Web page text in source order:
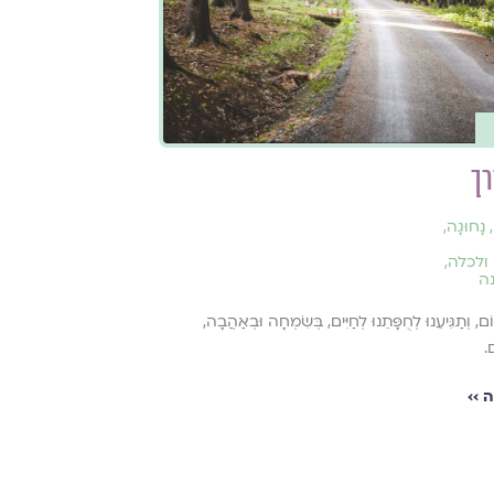
,נָחוּגָה,
ולכלה,
וְתַגִּיעֵנוּ לְחֻפָּתֵנוּ לְחַיִּים, בְּשִׂמְחָה וּבְאַהֲבָה,
››